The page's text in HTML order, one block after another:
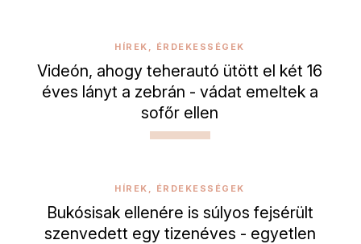
HÍREK, ÉRDEKESSÉGEK
Videón, ahogy teherautó ütött el két 16
éves lányt a zebrán - vádat emeltek a
sofőr ellen
HÍREK, ÉRDEKESSÉGEK
Bukósisak ellenére is súlyos fejsérült
szenvedett egy tizenéves - egyetlen